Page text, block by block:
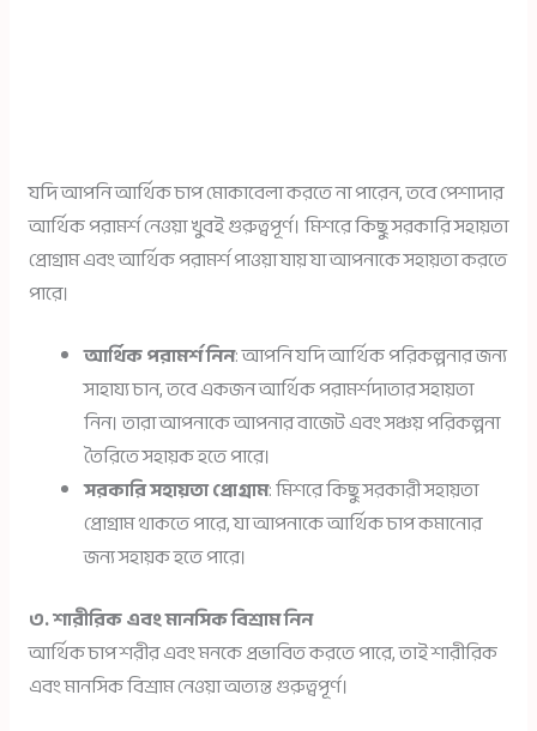
যদি আপনি আর্থিক চাপ মোকাবেলা করতে না পারেন, তবে পেশাদার
আর্থিক পরামর্শ নেওয়া খুবই গুরুত্বপূর্ণ। মিশরে কিছু সরকারি সহায়তা
প্রোগ্রাম এবং আর্থিক পরামর্শ পাওয়া যায় যা আপনাকে সহায়তা করতে
পারে।
আর্থিক পরামর্শ নিন: আপনি যদি আর্থিক পরিকল্পনার জন্য
সাহায্য চান, তবে একজন আর্থিক পরামর্শদাতার সহায়তা
নিন। তারা আপনাকে আপনার বাজেট এবং সঞ্চয় পরিকল্পনা
তৈরিতে সহায়ক হতে পারে।
সরকারি সহায়তা প্রোগ্রাম: মিশরে কিছু সরকারী সহায়তা
প্রোগ্রাম থাকতে পারে, যা আপনাকে আর্থিক চাপ কমানোর
জন্য সহায়ক হতে পারে।
৩. শারীরিক এবং মানসিক বিশ্রাম নিন
আর্থিক চাপ শরীর এবং মনকে প্রভাবিত করতে পারে, তাই শারীরিক
এবং মানসিক বিশ্রাম নেওয়া অত্যন্ত গুরুত্বপূর্ণ।